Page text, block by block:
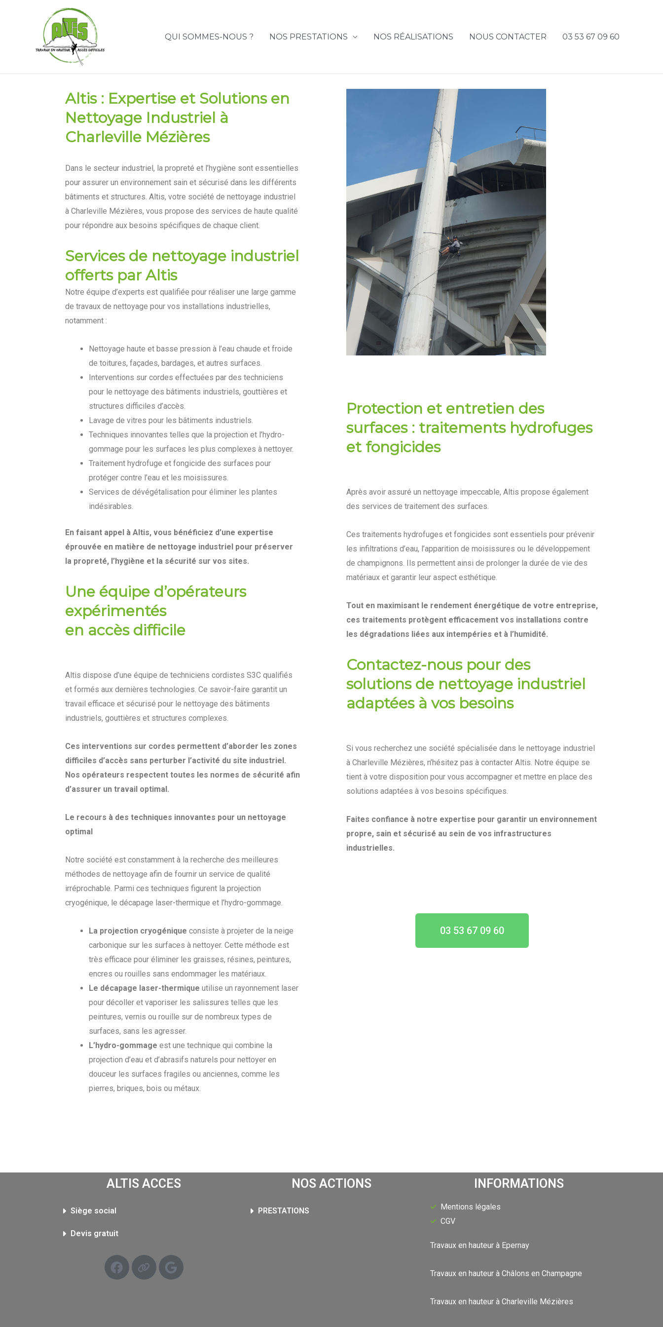
QUI SOMMES-NOUS ? NOS PRESTATIONS NOS RÉALISATIONS NOUS CONTACTER 03 53 67 09 60
Altis : Expertise et Solutions en
Nettoyage Industriel à
Charleville Mézières
Dans le secteur industriel, la propreté et l’hygiène sont essentielles
pour assurer un environnement sain et sécurisé dans les différents
bâtiments et structures. Altis, votre société de nettoyage industriel
à Charleville Mézières, vous propose des services de haute qualité
pour répondre aux besoins spécifiques de chaque client.
Services de nettoyage industriel
offerts par Altis
Notre équipe d’experts est qualifiée pour réaliser une large gamme
de travaux de nettoyage pour vos installations industrielles,
notamment :
Nettoyage haute et basse pression à l’eau chaude et froide
de toitures, façades, bardages, et autres surfaces.
Interventions sur cordes effectuées par des techniciens
pour le nettoyage des bâtiments industriels, gouttières et
structures difficiles d’accès.
Lavage de vitres pour les bâtiments industriels.
Techniques innovantes telles que la projection et l’hydro-
gommage pour les surfaces les plus complexes à nettoyer.
Traitement hydrofuge et fongicide des surfaces pour
protéger contre l’eau et les moisissures.
Services de dévégétalisation pour éliminer les plantes
indésirables.
En faisant appel à Altis, vous bénéficiez d’une expertise
éprouvée en matière de nettoyage industriel pour préserver
la propreté, l’hygiène et la sécurité sur vos sites.
Une équipe d’opérateurs
expérimentés
en accès difficile
Altis dispose d’une équipe de techniciens cordistes S3C qualifiés
et formés aux dernières technologies. Ce savoir-faire garantit un
travail efficace et sécurisé pour le nettoyage des bâtiments
industriels, gouttières et structures complexes.
Ces interventions sur cordes permettent d’aborder les zones
difficiles d’accès sans perturber l’activité du site industriel.
Nos opérateurs respectent toutes les normes de sécurité afin
d’assurer un travail optimal.
Le recours à des techniques innovantes pour un nettoyage
optimal
Notre société est constamment à la recherche des meilleures
méthodes de nettoyage afin de fournir un service de qualité
irréprochable. Parmi ces techniques figurent la projection
cryogénique, le décapage laser-thermique et l’hydro-gommage.
La projection cryogénique consiste à projeter de la neige
carbonique sur les surfaces à nettoyer. Cette méthode est
très efficace pour éliminer les graisses, résines, peintures,
encres ou rouilles sans endommager les matériaux.
Le décapage laser-thermique utilise un rayonnement laser
pour décoller et vaporiser les salissures telles que les
peintures, vernis ou rouille sur de nombreux types de
surfaces, sans les agresser.
L’hydro-gommage est une technique qui combine la
projection d’eau et d’abrasifs naturels pour nettoyer en
douceur les surfaces fragiles ou anciennes, comme les
pierres, briques, bois ou métaux.
Protection et entretien des
surfaces : traitements hydrofuges
et fongicides
Après avoir assuré un nettoyage impeccable, Altis propose également
des services de traitement des surfaces.
Ces traitements hydrofuges et fongicides sont essentiels pour prévenir
les infiltrations d’eau, l’apparition de moisissures ou le développement
de champignons. Ils permettent ainsi de prolonger la durée de vie des
matériaux et garantir leur aspect esthétique.
Tout en maximisant le rendement énergétique de votre entreprise,
ces traitements protègent efficacement vos installations contre
les dégradations liées aux intempéries et à l’humidité.
Contactez-nous pour des
solutions de nettoyage industriel
adaptées à vos besoins
Si vous recherchez une société spécialisée dans le nettoyage industriel
à Charleville Mézières, n’hésitez pas à contacter Altis. Notre équipe se
tient à votre disposition pour vous accompagner et mettre en place des
solutions adaptées à vos besoins spécifiques.
Faites confiance à notre expertise pour garantir un environnement
propre, sain et sécurisé au sein de vos infrastructures
industrielles.
03 53 67 09 60
ALTIS ACCES
Siège social​
Devis gratuit
NOS ACTIONS
PRESTATIONS
INFORMATIONS
Mentions légales
CGV
Travaux en hauteur à Epernay
Travaux en hauteur à Châlons en Champagne
Travaux en hauteur à Charleville Mézières